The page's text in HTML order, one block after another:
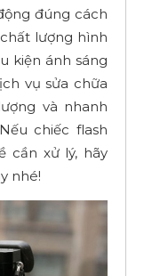
đúng cách
lượng hình
kiện ánh sáng
vụ sửa chữa
và nhanh
chiếc flash
cần xử lý, hãy
nhé!